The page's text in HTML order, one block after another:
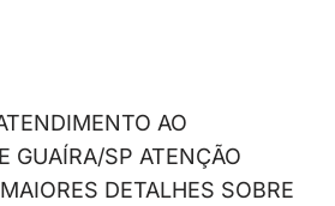
AO
GUAÍRA/SP ATENÇÃO
DETALHES SOBRE